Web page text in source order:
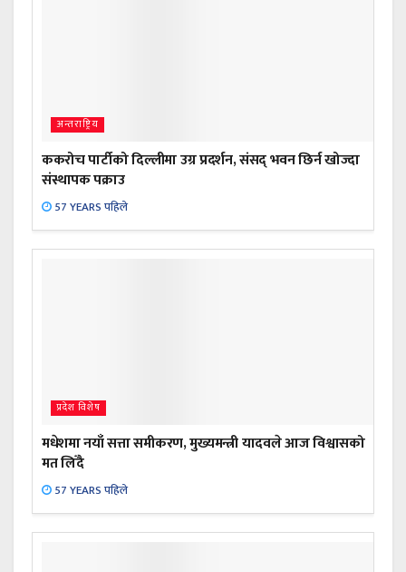
अन्तराष्ट्रिय
ककरोच पार्टीको दिल्लीमा उग्र प्रदर्शन, संसद् भवन छिर्न खोज्दा
संस्थापक पक्राउ
57 YEARS पहिले
प्रदेश विशेष
मधेशमा नयाँ सत्ता समीकरण, मुख्यमन्त्री यादवले आज विश्वासको
मत लिँदै
57 YEARS पहिले